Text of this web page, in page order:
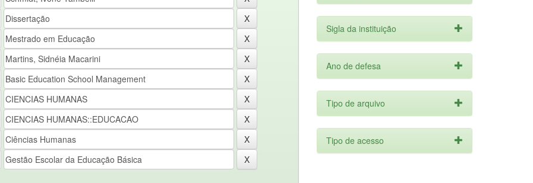
Sigla da instituição
Ano de defesa
Tipo de arquivo
Tipo de acesso